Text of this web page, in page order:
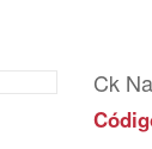
Ck